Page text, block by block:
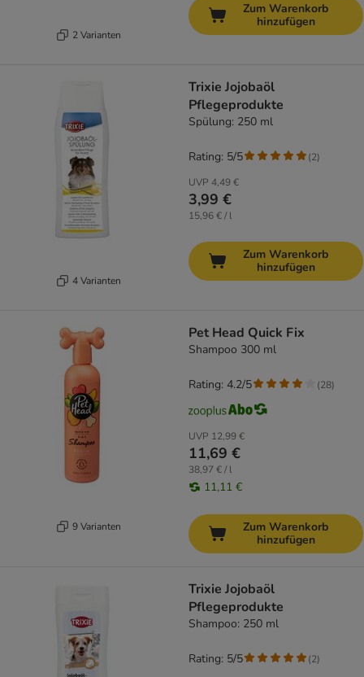
2 Varianten
Zum Warenkorb
hinzufügen
4 Varianten
Trixie Jojobaöl
Pflegeprodukte
Spülung: 250 ml
UVP 4,49 €
3,99 €
15,96 € / l
Rating: 5/5 (2)
Zum Warenkorb
hinzufügen
9 Varianten
Pet Head Quick Fix
Shampoo 300 ml
UVP 12,99 €
11,69 €
38,97 € / l
11,11 €
Rating: 4.2/5 (28)
Zum Warenkorb
hinzufügen
Trixie Jojobaöl
Pflegeprodukte
Shampoo: 250 ml
Rating: 5/5 (2)